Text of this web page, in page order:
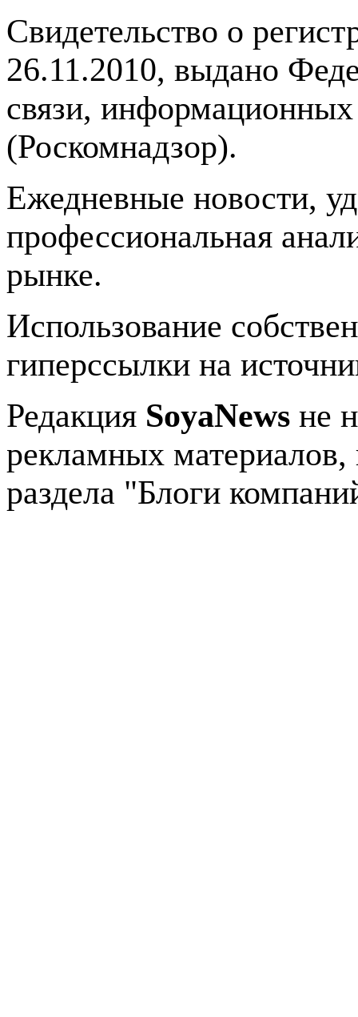
Свидетельство о
26.11.2010, выдано
связи,
(Роскомнадзор).
Ежедневные новости,
профессиональная
рынке.
Использование
гиперссылки на
Редакция SoyaNews не
рекламных
раздела "Блоги